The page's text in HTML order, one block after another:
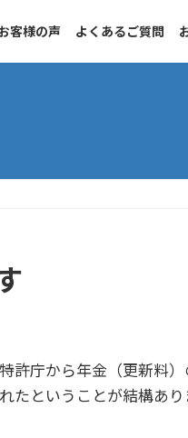
客様の声 よくあるご質問
許庁から年金（更新料
ということが結構あり